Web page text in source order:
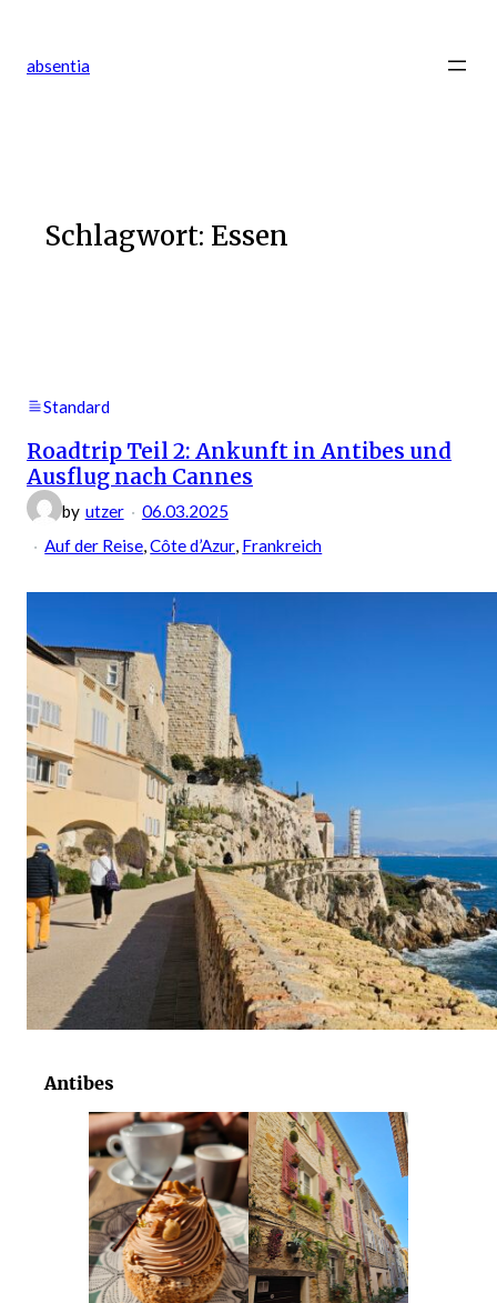
springen
absentia
Schlagwort: Essen
Standard
Roadtrip Teil 2: Ankunft in Antibes und
Ausflug nach Cannes
by utzer
06.03.2025
Auf der Reise, Côte d’Azur, Frankreich
Antibes